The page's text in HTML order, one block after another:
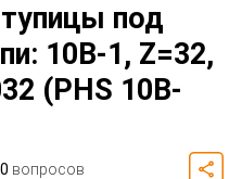
под
10B-1, Z=32,
(PHS 10B-
0 вопросов